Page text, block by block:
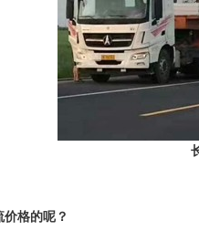
格的呢？